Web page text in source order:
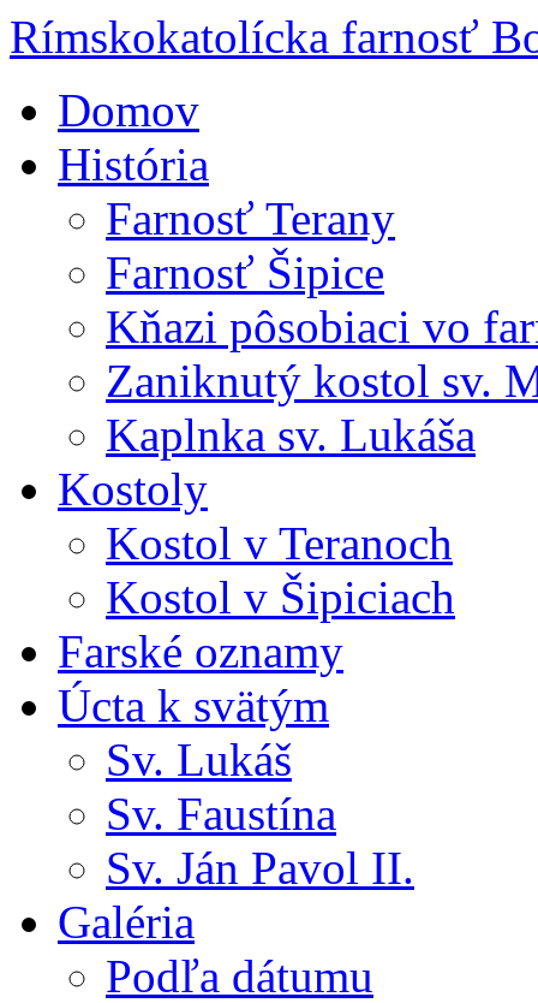
Rímskokatolícka farnosť
Domov
História
Farnosť Terany
Farnosť Šipice
Kňazi pôsobiaci vo
Zaniknutý kostol sv.
Kaplnka sv. Lukáša
Kostoly
Kostol v Teranoch
Kostol v Šipiciach
Farské oznamy
Úcta k svätým
Sv. Lukáš
Sv. Faustína
Sv. Ján Pavol II.
Galéria
Podľa dátumu